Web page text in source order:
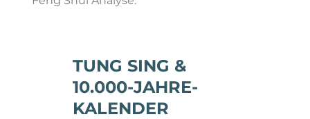
TUNG SING &
10.000-JAHRE-
KALENDER